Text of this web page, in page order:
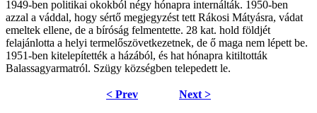
1949-ben politikai okokból négy hónapra internálták. 1950-ben
azzal a váddal, hogy sértő megjegyzést tett Rákosi Mátyásra, vádat
emeltek ellene, de a bíróság felmentette. 28 kat. hold földjét
felajánlotta a helyi termelőszövetkezetnek, de ő maga nem lépett be.
1951-ben kitelepítették a házából, és hat hónapra kitiltották
Balassagyarmatról. Szügy községben telepedett le.
< Prev Next >